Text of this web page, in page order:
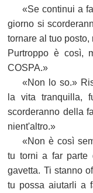
«Se continui a
giorno si
tornare al tuo
Purtroppo è così,
COSPA.»
«Non lo so.»
la vita tranquilla,
scorderanno della
nient'altro.»
«Non è così
tu torni a far parte
gavetta. Ti stanno
tu possa aiutarli a